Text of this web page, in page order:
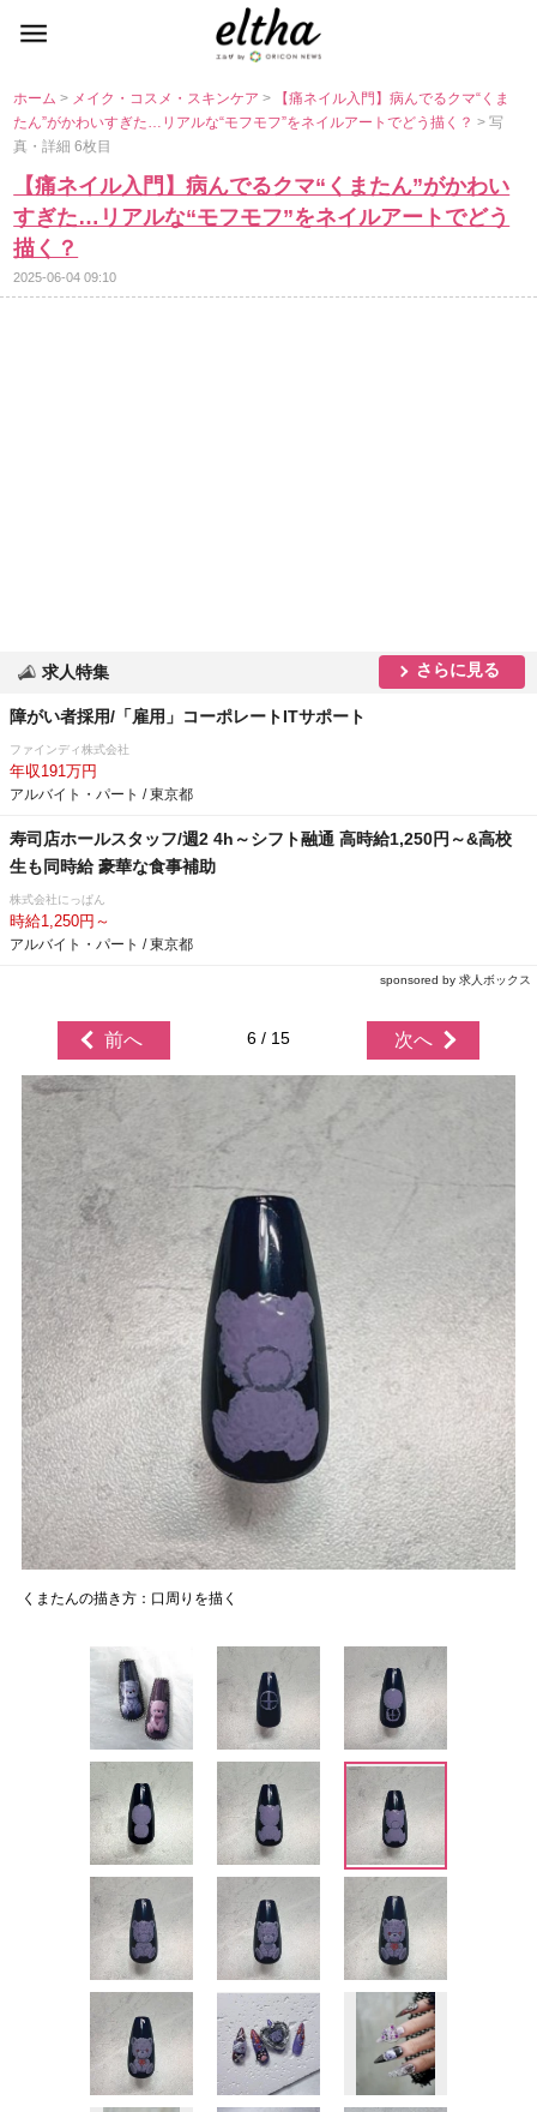
ホーム> メイク・コスメ・スキンケア>
【痛ネイル入門】病んでるクマ“くま
たん”がかわいすぎた…リアルな“モフモフ”をネイルアートでどう描く？> 写
真・詳細 6枚目
【痛ネイル入門】病んでるクマ“くまたん”がかわい
すぎた…リアルな“モフモフ”をネイルアートでどう
描く？
2025-06-04 09:10
求人特集 さらに見る
障がい者採用/「雇用」コーポレートITサポート
ファインディ株式会社
年収191万円
アルバイト・パート / 東京都
寿司店ホールスタッフ/週2 4h～シフト融通 高時給1,250円～&高校
生も同時給 豪華な食事補助
株式会社にっぱん
時給1,250円～
アルバイト・パート / 東京都
sponsored by 求人ボックス
前へ 6 / 15 次へ
くまたんの描き方：口周りを描く